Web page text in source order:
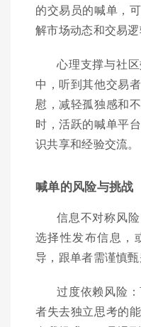
的交易员的喊单，
解市场动态和交易逻
心理支撑与社
中，听到其他交易
慰，减轻孤独感和
时，活跃的喊单平
识共享和经验交流。
喊单的风险与挑战
信息不对称风
选择性发布信息，
导，跟单者需谨慎甄
过度依赖风险
者失去独立思考的